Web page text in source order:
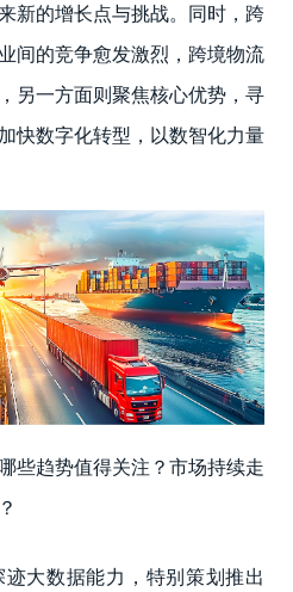
新的增长点与挑战。同时，跨
间的竞争愈发激烈，跨境物流
另一方面则聚焦核心优势，寻
快数字化转型，以数智化力量
些趋势值得关注？市场持续走
大数据能力，特别策划推出